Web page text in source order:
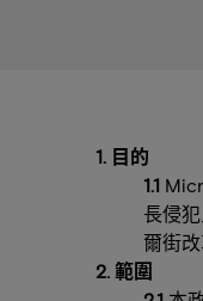
1. 目的
1.1
長侵
爾街
2. 範圍